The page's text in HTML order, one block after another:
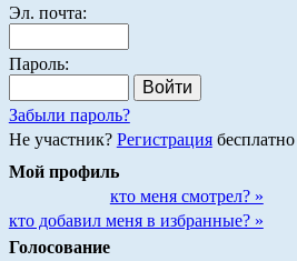
Эл. почта:
Пароль:
Забыли пароль?
Не участник? Регистрациябесплатно
Мой профиль
кто меня смотрел? »
кто добавил меня в избранные? »
Голосование